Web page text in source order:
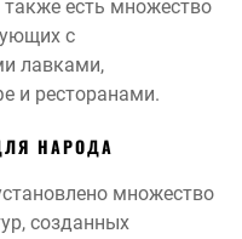
есть множество
с
лавками,
и ресторанами.
НАРОДА
множество
созданных